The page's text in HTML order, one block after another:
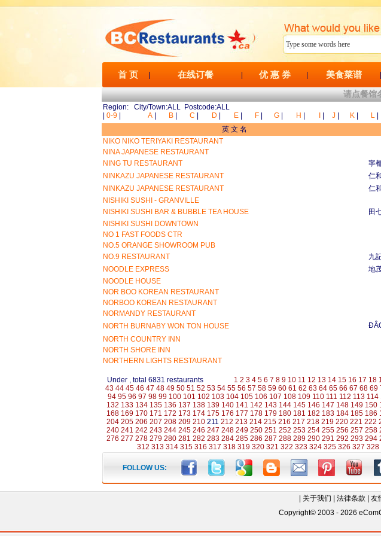
首 页 在线订餐 优 惠 券 美食菜谱
请点餐馆
Region: City/Town:ALL Postcode:ALL
0-9 A B C D E F G H J K L
英 文 名
NIKO NIKO TERIYAKI RESTAURANT
NINA JAPANESE RESTAURANT
NING TU RESTAURANT
寧
NINKAZU JAPANESE RESTAURANT
仁
NINKAZU JAPANESE RESTAURANT
仁
NISHIKI SUSHI - GRANVILLE
NISHIKI SUSHI BAR & BUBBLE TEA HOUSE
田
NISHIKI SUSHI DOWNTOWN
NO 1 FAST FOODS CTR
NO.5 ORANGE SHOWROOM PUB
NO.9 RESTAURANT
九
NOODLE EXPRESS
地
NOODLE HOUSE
NOR BOO KOREAN RESTAURANT
NORBOO KOREAN RESTAURANT
NORMANDY RESTAURANT
NORTH BURNABY WON TON HOUSE
NORTH COUNTRY INN
NORTH SHORE INN
NORTHERN LIGHTS RESTAURANT
Under , total 6831 restaurants 1 2 3 4 5 6 7 8 9 10 11 12 13 14 15 16 17 18
43 44 45 46 47 48 49 50 51 52 53 54 55 56 57 58 59 60 61 62 63 64 65 66 67 68 69
94 95 96 97 98 99 100 101 102 103 104 105 106 107 108 109 110 111 112 113 114
132 133 134 135 136 137 138 139 140 141 142 143 144 145 146 147 148 149 150
168 169 170 171 172 173 174 175 176 177 178 179 180 181 182 183 184 185 186
204 205 206 207 208 209 210 211 212 213 214 215 216 217 218 219 220 221 222
240 241 242 243 244 245 246 247 248 249 250 251 252 253 254 255 256 257 258
276 277 278 279 280 281 282 283 284 285 286 287 288 289 290 291 292 293 294
312 313 314 315 316 317 318 319 320 321 322 323 324 325 326 327 328
FOLLOW US:
关于我们 法律条款 友
Copyright© 2003 - 2026